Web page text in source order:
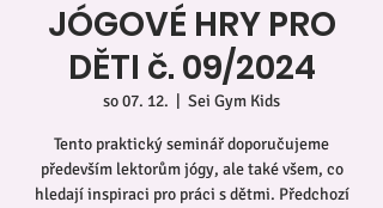
JÓGOVÉ HRY PRO
DĚTI č. 09/2024
so 07. 12. Sei Gym Kids
Tento praktický seminář doporučujeme
především lektorům jógy, ale také všem, co
hledají inspiraci pro práci s dětmi. Předchozí